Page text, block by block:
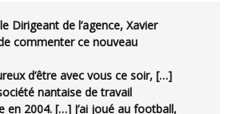
commenter ce nouveau
d’être avec vous ce soir, […]
nantaise de travail
en 2004. […] J’ai joué au football,